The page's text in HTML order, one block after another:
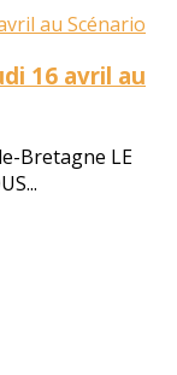
16 avril au
Bretagne LE